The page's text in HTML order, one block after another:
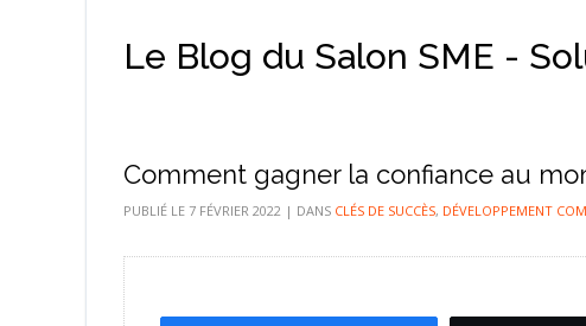
Le Blog du Salon SME -
Comment gagner la confiance au
PUBLIÉ LE 7 FÉVRIER 2022 | DANS CLÉS DE SUCCÈS, DÉVELOPPEMENT